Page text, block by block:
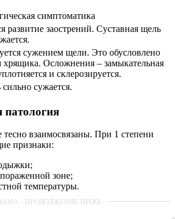
симптоматика
развитие заострений. Суставная щель
сужением щели. Это обусловлено
хрящика. Осложнения – замыкательная
и склерозируется.
сужается.
патология
взаимосвязаны. При 1 степени
признаки:
зоне;
температуры.